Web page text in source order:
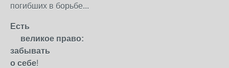
погибших в борьбе...
Есть
великое право:
забывать
о себе!